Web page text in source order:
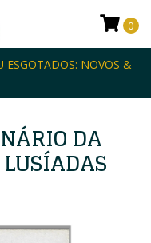
ESGOTADOS: NOVOS &
0
DA